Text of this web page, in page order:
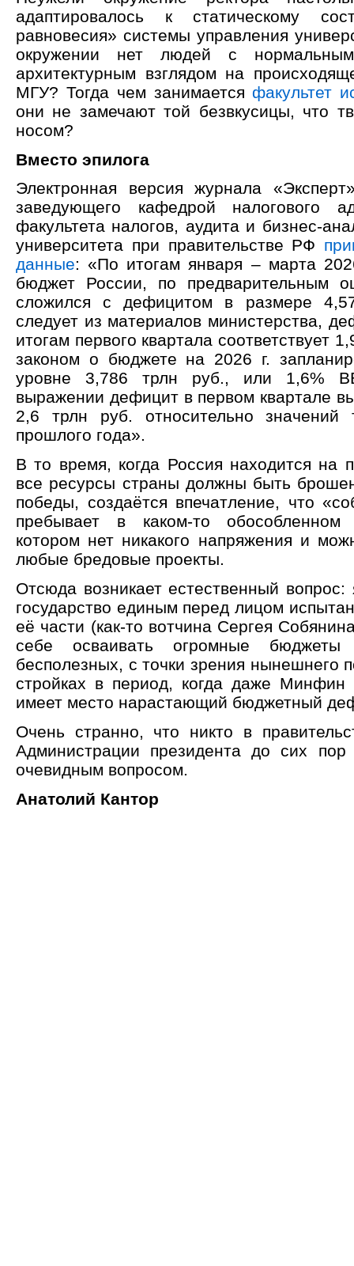
адаптировалось к статическому
равновесия» системы управления
окружении нет людей с нормальным
архитектурным взглядом на
МГУ? Тогда чем занимаетсяфакультет
они не замечают той безвкусицы, что
носом?
Вместо эпилога
Электронная версия журнала
заведующего кафедрой налогового
факультета налогов, аудита и бизнес-
университета при правительстве РФ
данные: «По итогам января – марта
бюджет России, по предварительным
сложился с дефицитом в размере
следует из материалов министерства,
итогам первого квартала соответствует
законом о бюджете на 2026 г.
уровне 3,786 трлн руб., или 1,6%
выражении дефицит в первом квартале
2,6 трлн руб. относительно значений
прошлого года».
В то время, когда Россия находится на
все ресурсы страны должны быть
победы, создаётся впечатление, что
пребывает в каком-то обособленном
котором нет никакого напряжения и
любые бредовые проекты.
Отсюда возникает естественный
государство единым перед лицом
её части (как-то вотчина Сергея
себе осваивать огромные
бесполезных, с точки зрения нынешнего
стройках в период, когда даже Минфин
имеет место нарастающий бюджетный
Очень странно, что никто в
Администрации президента до сих
очевидным вопросом.
Анатолий Кантор